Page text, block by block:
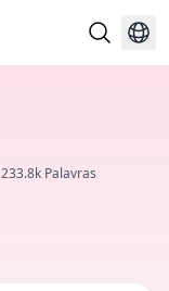
233.8k Palavras